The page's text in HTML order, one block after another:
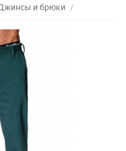
и брюки /